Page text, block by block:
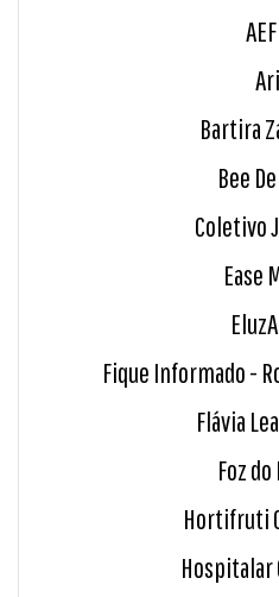
Bartira
Bee
Coletivo
Ease
Fique Informado -
Flávia
Foz
Hortifruti
Hospitalar